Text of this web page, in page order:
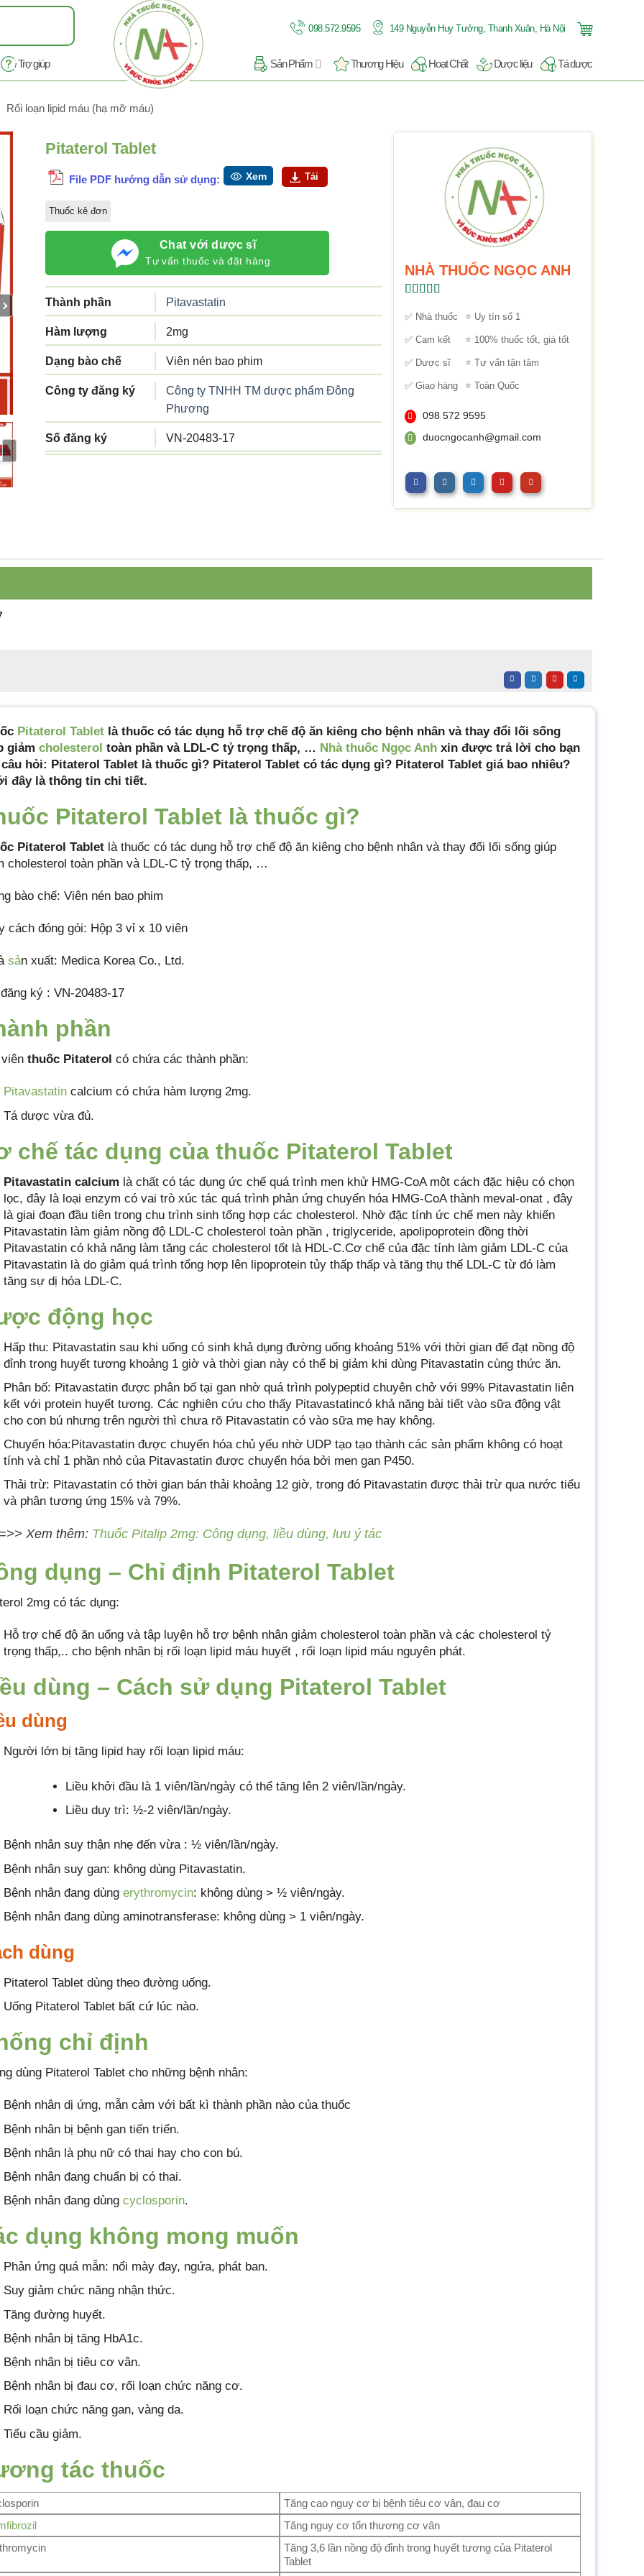
098.572.9595 149 Nguyễn Huy Tưởng, Thanh Xuân, Hà Nội
Trợ giúp Sản Phẩm Thương Hiệu Hoạt Chất Dược liệu Tá dược
Rối loạn lipid máu (hạ mỡ máu)
Chat với dược sĩ
Tư vấn thuốc và đặt hàng
Pitaterol Tablet
File PDF hướng dẫn sử dụng: Xem Tải
Thuốc kê đơn
Thành phần Pitavastatin
Hàm lượng 2mg
Dạng bào chế Viên nén bao phim
Công ty đăng ký
Công ty TNHH TM dược phẩm Đông
Phương
Số đăng ký VN-20483-17
Hạn sử dụng 36 tháng
NHÀ THUỐC NGỌC ANH
hạng5.005
✅ Nhà thuốc ⭐ Uy tín số 1
✅ Cam kết ⭐ 100% thuốc tốt, giá tốt
✅ Dược sĩ ⭐ Tư vấn tận tâm
✅ Giao hàng ⭐ Toàn Quốc
098 572 9595
duocngocanh@gmail.com
Pitaterol Tablet là thuốc có tác dụng hỗ trợ chế độ ăn kiêng cho bệnh nhân và thay đổi lối sống
giảm cholesterol toàn phần và LDL-C tỷ trọng thấp, … Nhà thuốc Ngọc Anh xin được trả lời cho bạn
hỏi: Pitaterol Tablet là thuốc gì? Pitaterol Tablet có tác dụng gì? Pitaterol Tablet giá bao nhiêu?
đây là thông tin chi tiết.
Pitaterol Tablet là thuốc gì?
Pitaterol Tablet là thuốc có tác dụng hỗ trợ chế độ ăn kiêng cho bệnh nhân và thay đổi lối sống giúp
cholesterol toàn phần và LDL-C tỷ trọng thấp, …
bào chế: Viên nén bao phim
cách đóng gói: Hộp 3 vỉ x 10 viên
sản xuất: Medica Korea Co., Ltd.
ký : VN-20483-17
phần
thuốc Pitaterol có chứa các thành phần:
Pitavastatin calcium có chứa hàm lượng 2mg.
Tá dược vừa đủ.
chế tác dụng của thuốc Pitaterol Tablet
Pitavastatin calcium là chất có tác dụng ức chế quá trình men khử HMG-CoA một cách đặc hiệu có chọn
lọc, đây là loại enzym có vai trò xúc tác quá trình phản ứng chuyển hóa HMG-CoA thành meval-onat , đây
là giai đoạn đầu tiên trong chu trình sinh tổng hợp các cholesterol. Nhờ đặc tính ức chế men này khiến
Pitavastatin làm giảm nồng độ LDL-C cholesterol toàn phần , triglyceride, apolipoprotein đồng thời
Pitavastatin có khả năng làm tăng các cholesterol tốt là HDL-C.Cơ chế của đặc tính làm giảm LDL-C của
Pitavastatin là do giảm quá trình tổng hợp lên lipoprotein tủy thấp thấp và tăng thụ thể LDL-C từ đó làm
tăng sự dị hóa LDL-C.
động học
Hấp thu: Pitavastatin sau khi uống có sinh khả dụng đường uống khoảng 51% với thời gian để đạt nồng độ
đỉnh trong huyết tương khoảng 1 giờ và thời gian này có thể bị giảm khi dùng Pitavastatin cùng thức ăn.
Phân bố: Pitavastatin được phân bố tại gan nhờ quá trình polypeptid chuyên chở với 99% Pitavastatin liên
kết với protein huyết tương. Các nghiên cứu cho thấy Pitavastatincó khả năng bài tiết vào sữa động vật
cho con bú nhưng trên người thì chưa rõ Pitavastatin có vào sữa mẹ hay không.
Chuyển hóa:Pitavastatin được chuyển hóa chủ yếu nhờ UDP tạo tạo thành các sản phẩm không có hoạt
tính và chỉ 1 phần nhỏ của Pitavastatin được chuyển hóa bởi men gan P450.
Thải trừ: Pitavastatin có thời gian bán thải khoảng 12 giờ, trong đó Pitavastatin được thải trừ qua nước tiểu
và phân tương ứng 15% và 79%.
Xem thêm: Thuốc Pitalip 2mg: Công dụng, liều dùng, lưu ý tác
dụng – Chỉ định Pitaterol Tablet
2mg có tác dụng:
Hỗ trợ chế độ ăn uống và tập luyện hỗ trợ bệnh nhân giảm cholesterol toàn phần và các cholesterol tỷ
trọng thấp,.. cho bệnh nhân bị rối loạn lipid máu huyết , rối loạn lipid máu nguyên phát.
dùng – Cách sử dụng Pitaterol Tablet
dùng
Người lớn bị tăng lipid hay rối loạn lipid máu:
Liều khởi đầu là 1 viên/lần/ngày có thể tăng lên 2 viên/lần/ngày.
Liều duy trì: ½-2 viên/lần/ngày.
Bệnh nhân suy thận nhẹ đến vừa : ½ viên/lần/ngày.
Bệnh nhân suy gan: không dùng Pitavastatin.
Bệnh nhân đang dùng erythromycin: không dùng > ½ viên/ngày.
Bệnh nhân đang dùng aminotransferase: không dùng > 1 viên/ngày.
dùng
Pitaterol Tablet dùng theo đường uống.
Uống Pitaterol Tablet bất cứ lúc nào.
chỉ định
dùng Pitaterol Tablet cho những bệnh nhân:
Bệnh nhân dị ứng, mẫn cảm với bất kì thành phần nào của thuốc
Bệnh nhân bị bệnh gan tiến triển.
Bệnh nhân là phụ nữ có thai hay cho con bú.
Bệnh nhân đang chuẩn bị có thai.
Bệnh nhân đang dùng cyclosporin.
dụng không mong muốn
Phản ứng quá mẫn: nổi mày đay, ngứa, phát ban.
Suy giảm chức năng nhận thức.
Tăng đường huyết.
Bệnh nhân bị tăng HbA1c.
Bệnh nhân bị tiêu cơ vân.
Bệnh nhân bị đau cơ, rối loạn chức năng cơ.
Rối loạn chức năng gan, vàng da.
Tiểu cầu giảm.
tác thuốc
Tăng cao nguy cơ bị bệnh tiêu cơ vân, đau cơ
Tăng nguy cơ tổn thương cơ vân
Tăng 3,6 lần nồng độ đỉnh trong huyết tương của Pitaterol
Tablet